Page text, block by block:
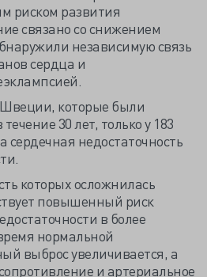
риском развития
связано со снижением
независимую связь
сердца и
которые были
30 лет, только у 183
недостаточность
которых осложнилась
повышенный риск
в более
нормальной
выброс увеличивается, а
и артериальное